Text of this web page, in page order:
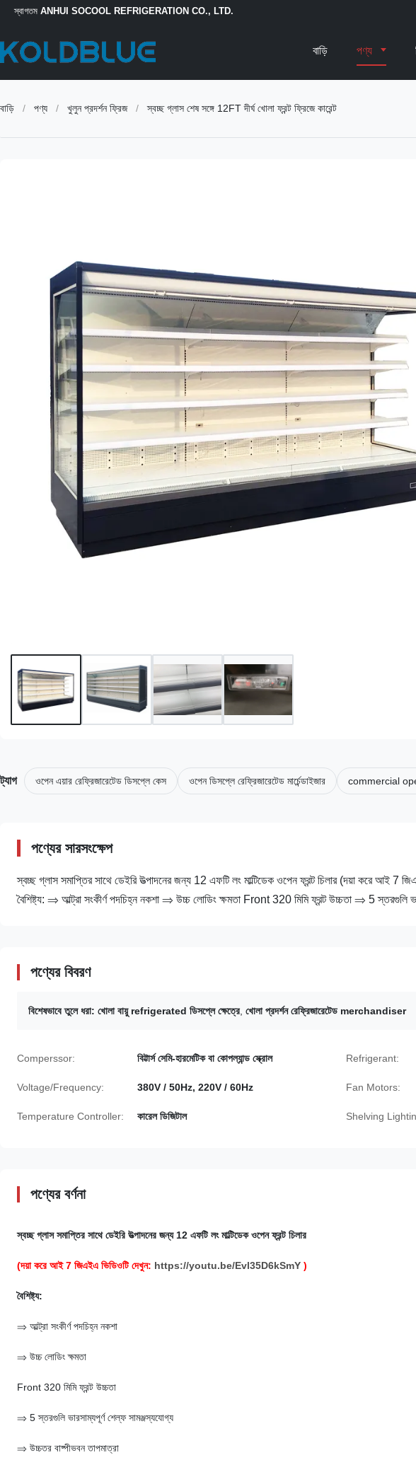
স্বাগতম ANHUI SOCOOL REFRIGERATION CO., LTD.
বাড়ি পণ্য
বাড়ি / পণ্য / খুলুন প্রদর্শন ফ্রিজ / স্বচ্ছ গ্লাস শেষ সঙ্গে 12FT দীর্ঘ খোলা ফ্রন্ট ফ্রিজে কারেন্ট
ট্যাগ ওপেন এয়ার রেফ্রিজারেটেড ডিসপ্লে কেস ওপেন ডিসপ্লে রেফ্রিজারেটেড মার্চেন্ডাইজার commercial
পণ্যের সারসংক্ষেপ
স্বচ্ছ গ্লাস সমাপ্তির সাথে ডেইরি উত্পাদনের জন্য 12 এফটি লং মাল্টিডেক ওপেন ফ্রন্ট চিলার (দয়া করে
বৈশিষ্ট্য: ⇒ আল্ট্রা সংকীর্ণ পদচিহ্ন নকশা ⇒ উচ্চ লোডিং ক্ষমতা Front 320 মিমি ফ্রন্ট উচ্চতা ⇒ 5 স্তরগুলি
পণ্যের বিবরণ
বিশেষভাবে তুলে ধরা: খোলা বায়ু refrigerated ডিসপ্লে ক্ষেত্রে খোলা প্রদর্শন রেফ্রিজারেটেড merchandiser
Comperssor: বিট্টার্স সেমি-হারমেটিক বা কোপল্যান্ড স্ক্রোল Refrigerant:
Voltage/Frequency: 380V / 50Hz, 220V / 60Hz Fan Motors:
Temperature Controller: কারেল ডিজিটাল Shelving
পণ্যের বর্ণনা
স্বচ্ছ গ্লাস সমাপ্তির সাথে ডেইরি উত্পাদনের জন্য 12 এফটি লং মাল্টিডেক ওপেন ফ্রন্ট চিলার
(দয়া করে আই 7 জিএইএ ভিডিওটি দেখুন: https://youtu.be/Evl35D6kSmY )
বৈশিষ্ট্য:
⇒ আল্ট্রা সংকীর্ণ পদচিহ্ন নকশা
⇒ উচ্চ লোডিং ক্ষমতা
Front 320 মিমি ফ্রন্ট উচ্চতা
⇒ 5 স্তরগুলি ভারসাম্যপূর্ণ শেল্ফ সামঞ্জস্যযোগ্য
⇒ উচ্চতর বাষ্পীভবন তাপমাত্রা